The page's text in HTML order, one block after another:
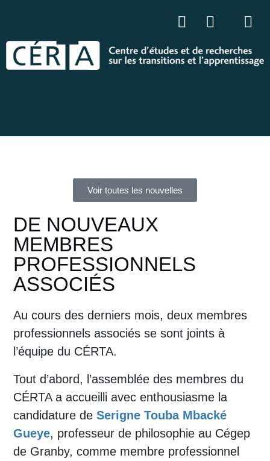
Voir toutes les nouvelles
DE NOUVEAUX
MEMBRES
PROFESSIONNELS
ASSOCIÉS
Au cours des derniers mois, deux membres
professionnels associés se sont joints à
l’équipe du CÉRTA.
Tout d’abord, l’assemblée des membres du
CÉRTA a accueilli avec enthousiasme la
candidature de Serigne Touba Mbacké
Gueye, professeur de philosophie au Cégep
de Granby, comme membre professionnel